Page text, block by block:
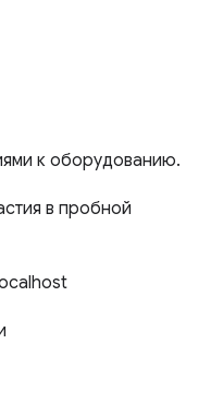
к оборудованию.
в пробной